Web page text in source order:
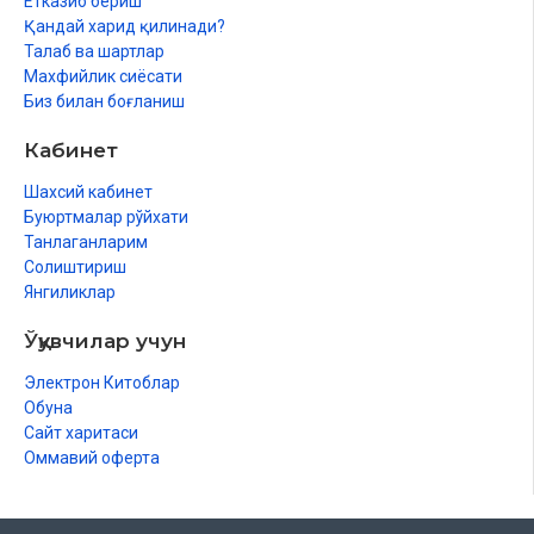
Таяммумнинг тарзи
Таяммумни бузувчилар
Махси ва тахтакачга масҳ тортиш ҳақидаги фасл
Махсига тортилган масҳнинг синдирувчилари
Нифос ҳукмлари
Узрлиларнинг ҳукмлари
Нажаслар боби
Истинжонинг ҳукмлари
Хало одоблари
Намоз китоби
Намознинг вақтлари
Макруҳ вақтлар
Азон боби
Робитатул оламил исломий ҳузуридаги Ислом
Фиқҳи Академиясининг тўққизинчи мажлиси
Намознинг шартлари
Қандай харид қилинади?
Талаб ва шартлар
Махфийлик сиёсати
Биз билан боғланиш
Кабинет
Шахсий кабинет
Буюртмалар рўйхати
Танлаганларим
Солиштириш
Янгиликлар
Ўқувчилар учун
Электрон Китоблар
Обуна
Сайт харитаси
Оммавий оферта